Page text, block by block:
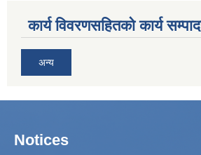
कार्य विवरणसहितको कार्य
अन्य
Notices